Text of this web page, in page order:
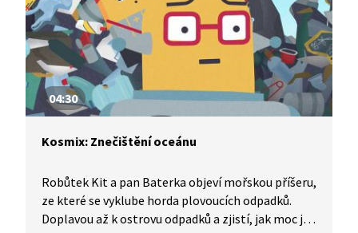
04:30
Kosmix: Znečištění oceánu
Robůtek Kit a pan Baterka objeví mořskou příšeru,
ze které se vyklube horda plovoucích odpadků.
Doplavou až k ostrovu odpadků a zjistí, jak moc je